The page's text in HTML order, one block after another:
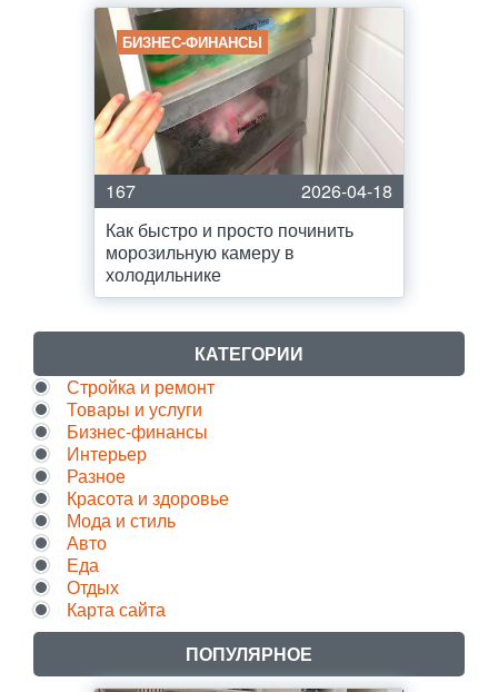
БИЗНЕС-ФИНАНСЫ
167
2026-04-18
Как быстро и просто починить
морозильную камеру в
холодильнике
КАТЕГОРИИ
Стройка и ремонт
Товары и услуги
Бизнес-финансы
Интерьер
Разное
Красота и здоровье
Мода и стиль
Авто
Еда
Отдых
Карта сайта
ПОПУЛЯРНОЕ